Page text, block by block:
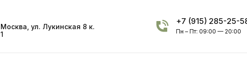
+7 (915) 285-25-
Пн – Пт: 09:00 — 20:00
Москва, ул. Лукинская 8 к.
1